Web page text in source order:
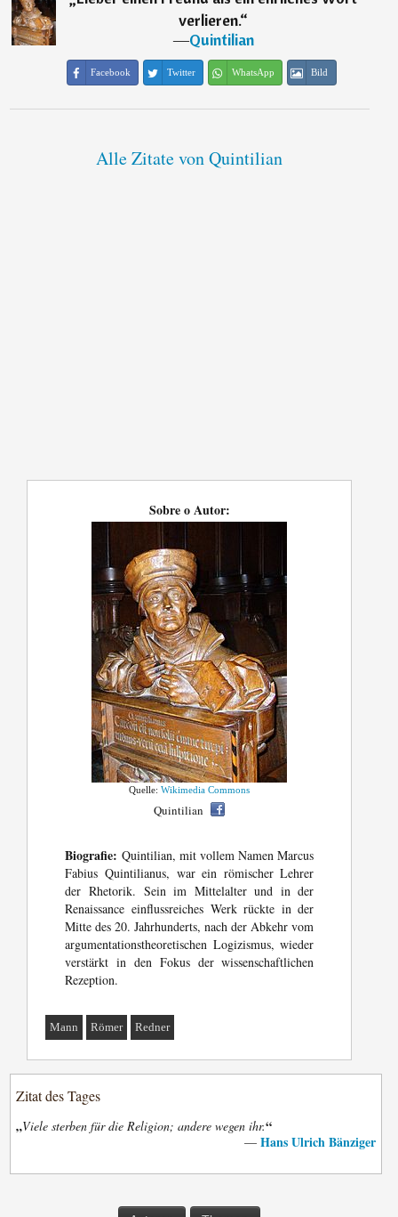
verlieren.“
―Quintilian
Facebook Twitter WhatsApp Bild
Alle Zitate von Quintilian
Sobre o Autor:
Quelle:Wikimedia Commons
Quintilian
Biografie: Quintilian, mit vollem Namen Marcus
Fabius Quintilianus, war ein römischer Lehrer
der Rhetorik. Sein im Mittelalter und in der
Renaissance einflussreiches Werk rückte in der
Mitte des 20. Jahrhunderts, nach der Abkehr vom
argumentationstheoretischen Logizismus, wieder
verstärkt in den Fokus der wissenschaftlichen
Rezeption.
Mann Römer Redner
Zitat des Tages
„Viele sterben für die Religion; andere wegen ihr.“
— Hans Ulrich Bänziger